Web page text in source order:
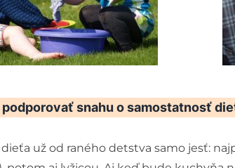
snahu o samostatnosť
už od raného detstva samo jesť: